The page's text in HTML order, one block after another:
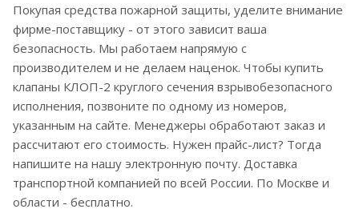
Покупая средства пожарной защиты, уделите внимание
фирме-поставщику - от этого зависит ваша
безопасность. Мы работаем напрямую с
производителем и не делаем наценок. Чтобы купить
клапаны КЛОП-2 круглого сечения взрывобезопасного
исполнения, позвоните по одному из номеров,
указанным на сайте. Менеджеры обработают заказ и
рассчитают его стоимость. Нужен прайс-лист? Тогда
напишите на нашу электронную почту. Доставка
транспортной компанией по всей России. По Москве и
области - бесплатно.